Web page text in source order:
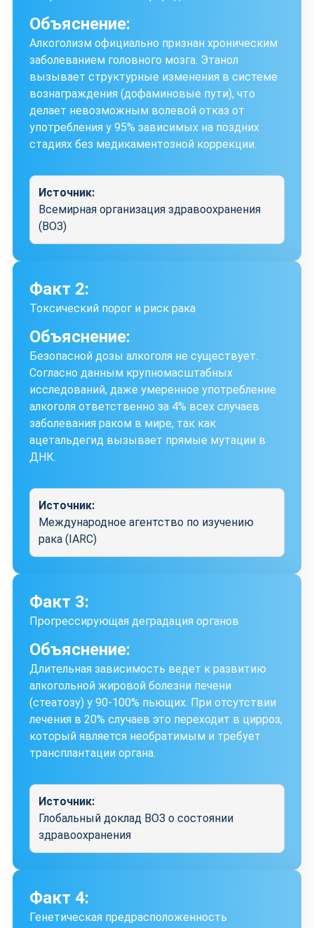
Объяснение:
Алкоголизм официально признан хроническим
заболеванием головного мозга. Этанол
вызывает структурные изменения в системе
вознаграждения (дофаминовые пути), что
делает невозможным волевой отказ от
употребления у 95% зависимых на поздних
стадиях без медикаментозной коррекции.
Источник:
Всемирная организация здравоохранения
(ВОЗ)
Факт 2:
Токсический порог и риск рака
Объяснение:
Безопасной дозы алкоголя не существует.
Согласно данным крупномасштабных
исследований, даже умеренное употребление
алкоголя ответственно за 4% всех случаев
заболевания раком в мире, так как
ацетальдегид вызывает прямые мутации в
ДНК.
Источник:
Международное агентство по изучению
рака (IARC)
Факт 3:
Прогрессирующая деградация органов
Объяснение:
Длительная зависимость ведет к развитию
алкогольной жировой болезни печени
(стеатозу) у 90-100% пьющих. При отсутствии
лечения в 20% случаев это переходит в цирроз,
который является необратимым и требует
трансплантации органа.
Источник:
Глобальный доклад ВОЗ о состоянии
здравоохранения
Факт 4:
Генетическая предрасположенность